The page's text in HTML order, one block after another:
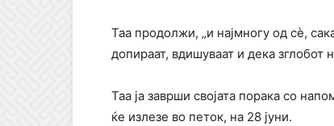
Таа продолжи, „и најмногу од сè,
допираат, вдишуваат и дека зглобот
Таа ја заврши својата порака со
ќе излезе во петок, на 28 јуни.